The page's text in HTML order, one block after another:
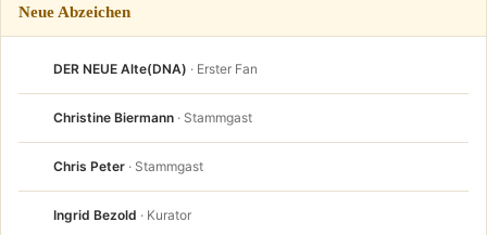
Neue Abzeichen
DER NEUE Alte(DNA) · Erster Fan
Christine Biermann · Stammgast
Chris Peter · Stammgast
Ingrid Bezold · Kurator